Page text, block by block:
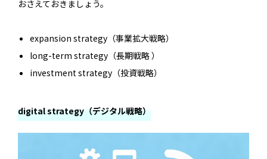
おさえておきましょう。
expansion strategy（事業拡大戦略）
long-term strategy（長期戦略 ）
investment strategy（投資戦略）
digital strategy（デジタル戦略）